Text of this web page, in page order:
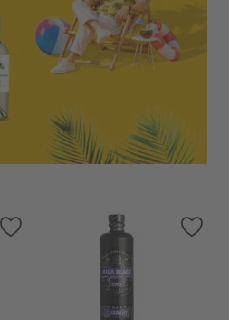
Pievienot vēlmju sarakstam